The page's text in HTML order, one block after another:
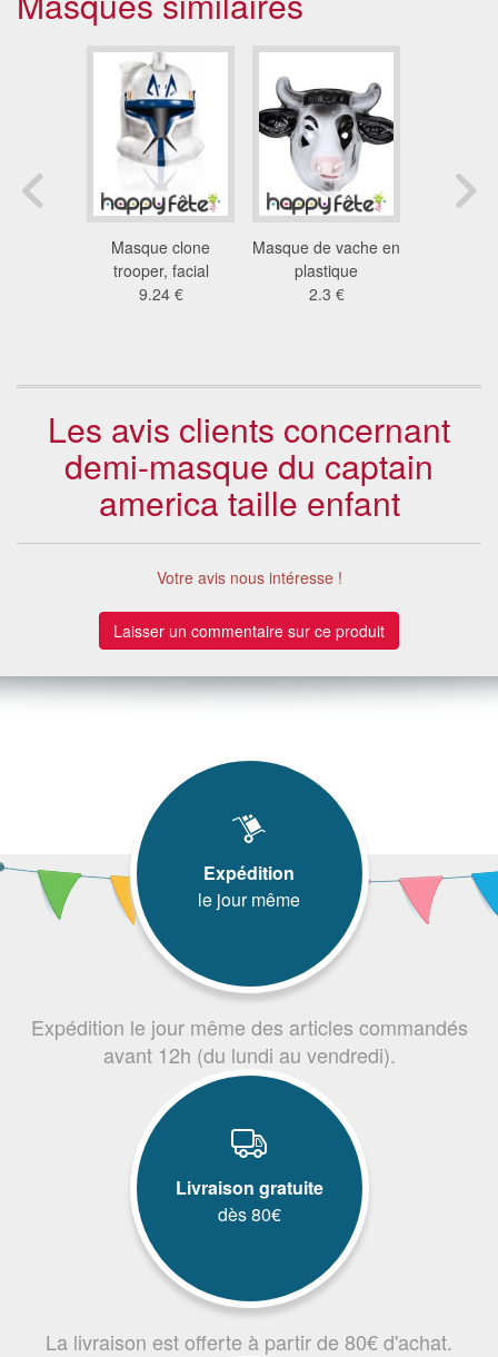
Masque clone
trooper, facial
9.24 €
Masque de vache en
plastique
2.3 €
Les avis clients concernant
demi-masque du captain
america taille enfant
Votre avis nous intéresse !
Laisser un commentaire sur ce produit
Expédition
le jour même
Expédition le jour même des articles commandés
avant 12h (du lundi au vendredi).
Livraison gratuite
dès 80€
La livraison est offerte à partir de 80€ d'achat.